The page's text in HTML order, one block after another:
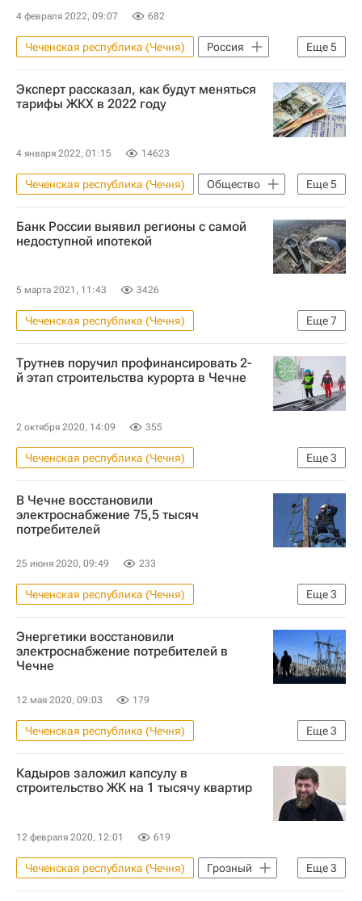
4 февраля 2022, 09:07 682
Еще5
Чеченская республика (Чечня)
Россия
Жилье
Михаил Мишустин
Дмитрий Песков
Владимир Путин
Эксперт рассказал, как будут меняться
тарифы ЖКХ в 2022 году
4 января 2022, 01:15 14623
Еще5
Чеченская республика (Чечня)
Общество
Санкт-Петербург
Севастополь
ЖКХ
Россия
Банк России выявил регионы с самой
недоступной ипотекой
5 марта 2021, 11:43 3426
Еще7
Чеченская республика (Чечня)
Приморский край
Дальний Восток
Ипотека
Республика Тыва
Регионы
Трутнев поручил профинансировать 2-
й этап строительства курорта в Чечне
2 октября 2020, 14:09 355
Еще3
Чеченская республика (Чечня)
Юрий Трутнев
Строительство
Инфраструктура
В Чечне восстановили
электроснабжение 75,5 тысяч
потребителей
25 июня 2020, 09:49 233
Еще3
Чеченская республика (Чечня)
Происшествия
ЖКХ
Энергетики восстановили
электроснабжение потребителей в
Чечне
12 мая 2020, 09:03 179
Еще3
Чеченская республика (Чечня)
Происшествия
Кадыров заложил капсулу в
строительство ЖК на 1 тысячу квартир
12 февраля 2020, 12:01 619
Еще3
Чеченская республика (Чечня)
Грозный
Рамзан Кадыров
Жилье